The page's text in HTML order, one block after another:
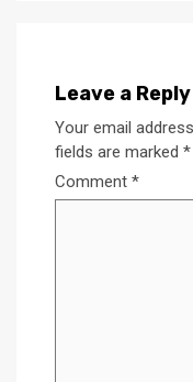
Leave a Reply
Your email
fields are marked *
Comment *